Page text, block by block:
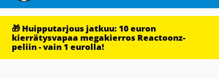
🎁 Huipputarjous jatkuu: 10 euron
kierrätysvapaa megakierros Reactoonz-
peliin - vain 1 eurolla!